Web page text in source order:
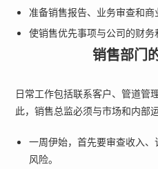
准备销售报告、业务审查和商
使销售优先事项与公司的财务
销售部门
日常工作包括联系客户、管道管
此，销售总监必须与市场和内部
一周伊始，首先要审查收入
风险。